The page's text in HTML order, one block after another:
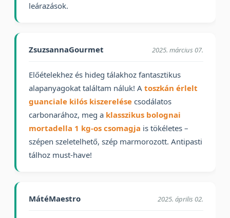
leárazások.
ZsuzsannaGourmet 2025. március 07.
Előételekhez és hideg tálakhoz fantasztikus
alapanyagokat találtam náluk! A toszkán érlelt
guanciale kilós kiszerelése csodálatos
carbonarához, meg a klasszikus bolognai
mortadella 1 kg-os csomagja is tökéletes –
szépen szeletelhető, szép marmorozott. Antipasti
tálhoz must-have!
MátéMaestro 2025. április 02.